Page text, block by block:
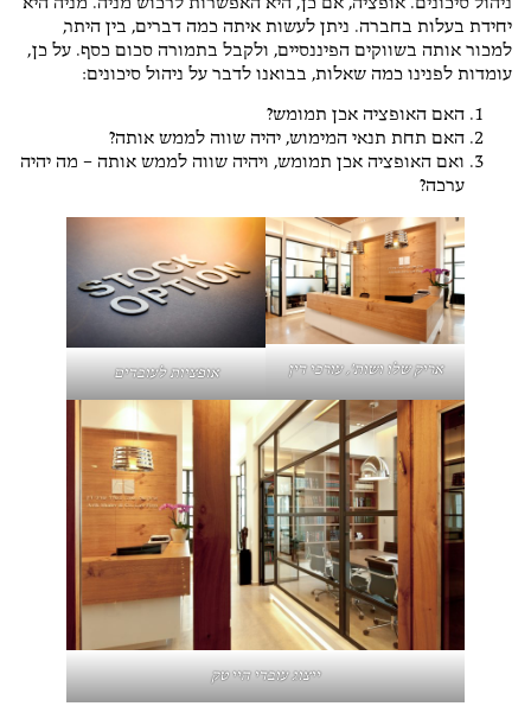
יחידת בעלות בחברה. ניתן לעשות איתה כמה דברים, בין היתר,
למכור אותה בשווקים הפיננסיים, ולקבל בתמורה סכום כסף. על כן,
עומדות לפנינו כמה שאלות, בבואנו לדבר על ניהול סיכונים:
האם האופציה אכן תמומש?
האם תחת תנאי המימוש, יהיה שווה לממש אותה?
ואם האופציה אכן תמומש, ויהיה שווה לממש אותה – מה יהיה
ערכה?
אריק שלו ושות', עורכי דין אופציות לעובדים
ייצוג עובדי היי טק